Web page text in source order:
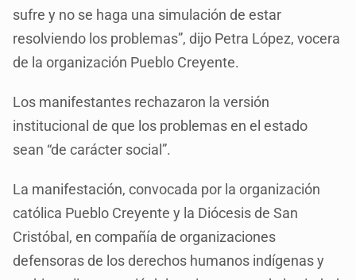
sufre y no se haga una simulación de estar
resolviendo los problemas”, dijo Petra López, vocera
de la organización Pueblo Creyente.
Los manifestantes rechazaron la versión
institucional de que los problemas en el estado
sean “de carácter social”.
La manifestación, convocada por la organización
católica Pueblo Creyente y la Diócesis de San
Cristóbal, en compañía de organizaciones
defensoras de los derechos humanos indígenas y